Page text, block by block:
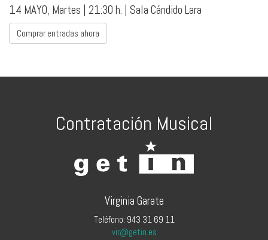
14 MAYO, Martes | 21:30 h. | Sala Cándido Lara
Comprar entradas ahora
Contratación Musical
Virginia Garate
Teléfono: 943 31 69 11
vir@getin.es